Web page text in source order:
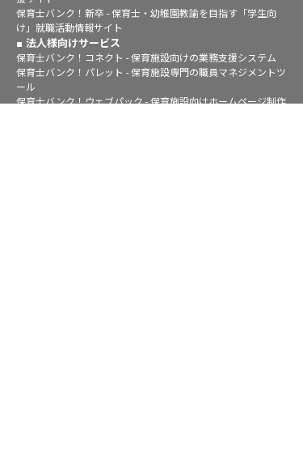
保育士バンク！新卒 - 保育士・幼稚園教諭を目指す「学生向
け」就職活動情報サイト
法人様向けサービス
保育士バンク！コネクト - 保育施設向けの業務支援システム
保育士バンク！パレット - 保育施設専門の職員マネジメントツ
ール
保育士バンク！ウェブパック - 保育施設向けホームページ制作